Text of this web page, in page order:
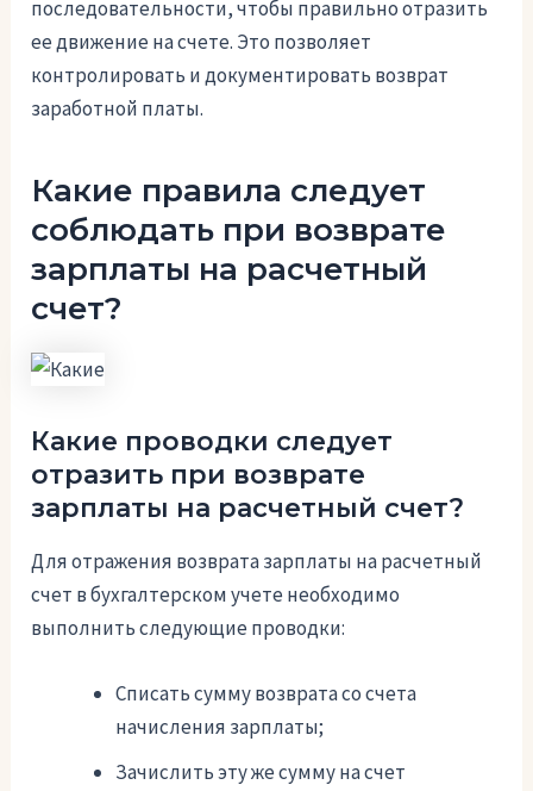
последовательности, чтобы правильно отразить
ее движение на счете. Это позволяет
контролировать и документировать возврат
заработной платы.
Какие правила следует
соблюдать при возврате
зарплаты на расчетный
счет?
Какие проводки следует
отразить при возврате
зарплаты на расчетный счет?
Для отражения возврата зарплаты на расчетный
счет в бухгалтерском учете необходимо
выполнить следующие проводки:
Списать сумму возврата со счета
начисления зарплаты;
Зачислить эту же сумму на счет